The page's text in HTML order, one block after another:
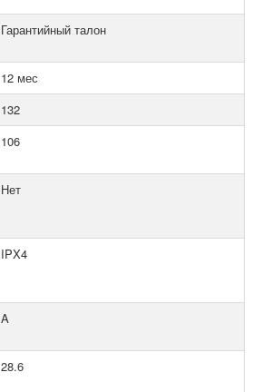
Гарантийный талон
12 мес
132
106
Нет
IPX4
A
28.6